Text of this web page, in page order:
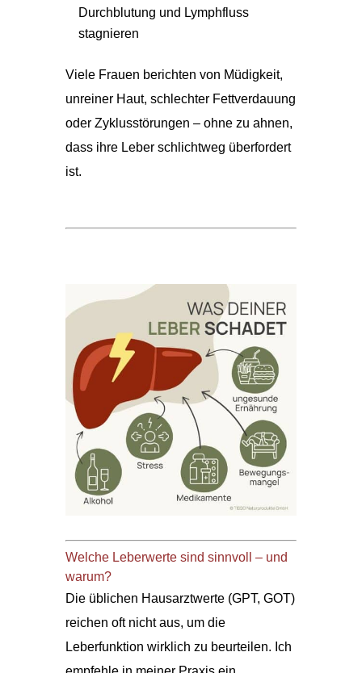
Durchblutung und Lymphfluss
stagnieren
Viele Frauen berichten von Müdigkeit,
unreiner Haut, schlechter Fettverdauung
oder Zyklusstörungen – ohne zu ahnen,
dass ihre Leber schlichtweg überfordert
ist.
Welche Leberwerte sind sinnvoll – und
warum?
Die üblichen Hausarztwerte (GPT, GOT)
reichen oft nicht aus, um die
Leberfunktion wirklich zu beurteilen. Ich